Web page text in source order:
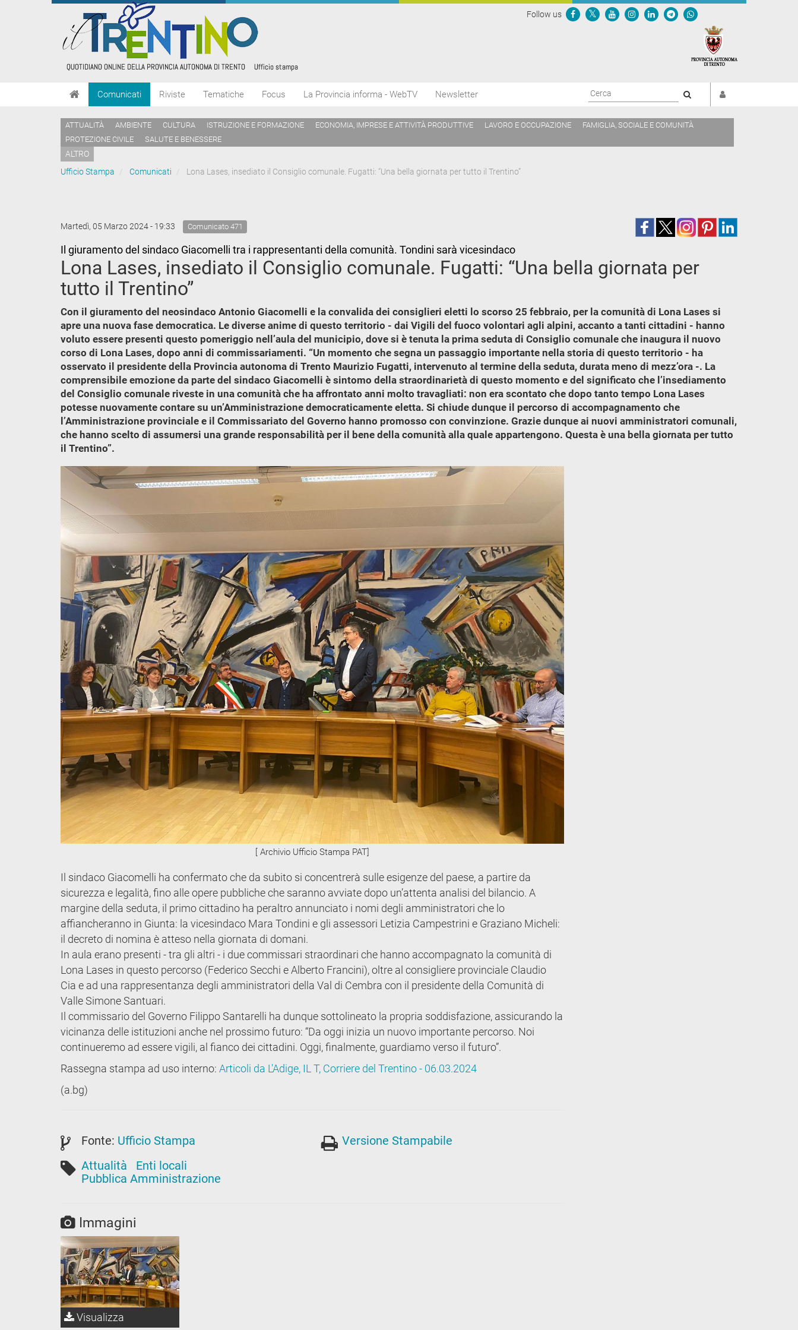
Follow us
Comunicati Riviste Tematiche Focus La Provincia informa - WebTV Newsletter
ATTUALITÀ AMBIENTE CULTURA ISTRUZIONE E FORMAZIONE ECONOMIA, IMPRESE E ATTIVITÀ PRODUTTIVE LAVORO E OCCUPAZIONE
FAMIGLIA, SOCIALE E COMUNITÀ
PROTEZIONE CIVILE
SALUTE E BENESSERE
ALTRO
Ufficio Stampa
Comunicati Lona Lases, insediato il Consiglio comunale. Fugatti: “Una bella giornata per tutto il Trentino”
Martedì, 05 Marzo 2024 - 19:33 Comunicato 471
Il giuramento del sindaco Giacomelli tra i rappresentanti della comunità. Tondini sarà vicesindaco
Lona Lases, insediato il Consiglio comunale. Fugatti: “Una bella giornata per
tutto il Trentino”
Con il giuramento del neosindaco Antonio Giacomelli e la convalida dei consiglieri eletti lo scorso 25 febbraio, per la comunità di Lona Lases si
apre una nuova fase democratica. Le diverse anime di questo territorio - dai Vigili del fuoco volontari agli alpini, accanto a tanti cittadini - hanno
voluto essere presenti questo pomeriggio nell’aula del municipio, dove si è tenuta la prima seduta di Consiglio comunale che inaugura il nuovo
corso di Lona Lases, dopo anni di commissariamenti. “Un momento che segna un passaggio importante nella storia di questo territorio - ha
osservato il presidente della Provincia autonoma di Trento Maurizio Fugatti, intervenuto al termine della seduta, durata meno di mezz’ora -. La
comprensibile emozione da parte del sindaco Giacomelli è sintomo della straordinarietà di questo momento e del significato che l’insediamento
del Consiglio comunale riveste in una comunità che ha affrontato anni molto travagliati: non era scontato che dopo tanto tempo Lona Lases
potesse nuovamente contare su un’Amministrazione democraticamente eletta. Si chiude dunque il percorso di accompagnamento che
l’Amministrazione provinciale e il Commissariato del Governo hanno promosso con convinzione. Grazie dunque ai nuovi amministratori comunali,
che hanno scelto di assumersi una grande responsabilità per il bene della comunità alla quale appartengono. Questa è una bella giornata per tutto
il Trentino”.
[ Archivio Ufficio Stampa PAT]
Il sindaco Giacomelli ha confermato che da subito si concentrerà sulle esigenze del paese, a partire da
sicurezza e legalità, fino alle opere pubbliche che saranno avviate dopo un’attenta analisi del bilancio. A
margine della seduta, il primo cittadino ha peraltro annunciato i nomi degli amministratori che lo
affiancheranno in Giunta: la vicesindaco Mara Tondini e gli assessori Letizia Campestrini e Graziano Micheli:
il decreto di nomina è atteso nella giornata di domani.
In aula erano presenti - tra gli altri - i due commissari straordinari che hanno accompagnato la comunità di
Lona Lases in questo percorso (Federico Secchi e Alberto Francini), oltre al consigliere provinciale Claudio
Cia e ad una rappresentanza degli amministratori della Val di Cembra con il presidente della Comunità di
Valle Simone Santuari.
Il commissario del Governo Filippo Santarelli ha dunque sottolineato la propria soddisfazione, assicurando la
vicinanza delle istituzioni anche nel prossimo futuro: “Da oggi inizia un nuovo importante percorso. Noi
continueremo ad essere vigili, al fianco dei cittadini. Oggi, finalmente, guardiamo verso il futuro”.
Rassegna stampa ad uso interno: Articoli da L'Adige, IL T, Corriere del Trentino - 06.03.2024
(a.bg)
Fonte: Ufficio Stampa
Attualità
Enti locali
Pubblica Amministrazione
Versione Stampabile
Immagini
Visualizza